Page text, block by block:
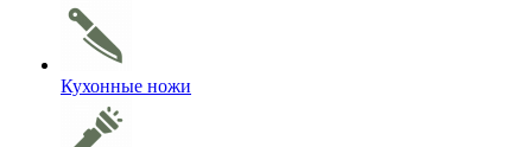
Кухонные ножи